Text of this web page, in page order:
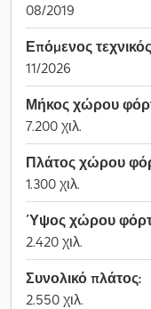
08/2019
Επόμενος
11/2026
Μήκος χώρου
7.200 χιλ.
Πλάτος χώρου
1.300 χιλ.
Ύψος χώρου
2.420 χιλ.
Συνολικό πλάτος:
2.550 χιλ.